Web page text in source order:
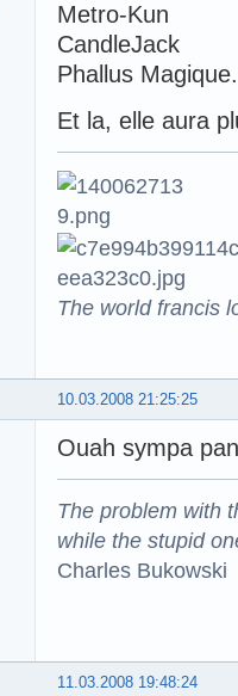
Metro-Kun
CandleJack
Phallus Magique.
Et la, elle aura
The world francis
10.03.2008 21:25:25
Ouah sympa
The problem with
while the stupid
Charles Bukowski
11.03.2008 19:48:24